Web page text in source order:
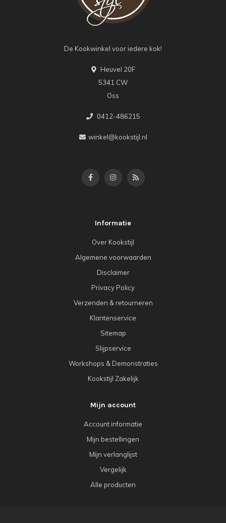
De Kookwinkel voor iedere kok!
Heuvel 20F
5341 CW
Oss
0412-486215
winkel@kookstijl.nl
Informatie
Over Kookstijl
Algemene voorwaarden
Disclaimer
Privacy Policy
Verzenden & retourneren
Klantenservice
Sitemap
Slijpservice
Workshops & Demonstraties
Kookstijl Zakelijk
Mijn account
Account informatie
Mijn bestellingen
Mijn verlanglijst
Vergelijk
Alle producten